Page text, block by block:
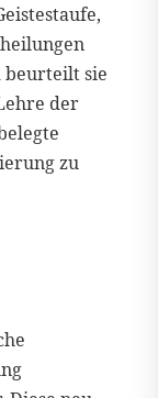
beurteilt sie
der
zu